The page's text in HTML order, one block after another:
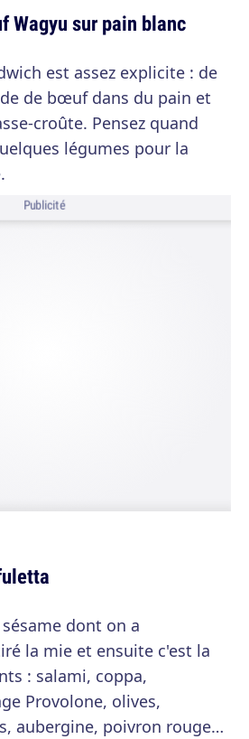
Wagyu sur pain blanc
est assez explicite : de
de bœuf dans du pain et
croûte. Pensez quand
légumes pour la
Publicité
dont on a
la mie et ensuite c'est la
: salami, coppa,
Provolone, olives,
aubergine, poivron rouge…